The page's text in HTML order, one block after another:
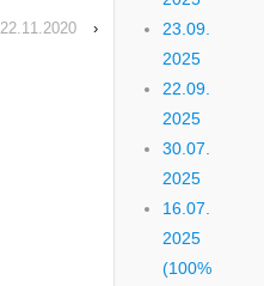
22.11.2020 ›
23.09.
2025
22.09.
2025
30.07.
2025
16.07.
2025
(100%